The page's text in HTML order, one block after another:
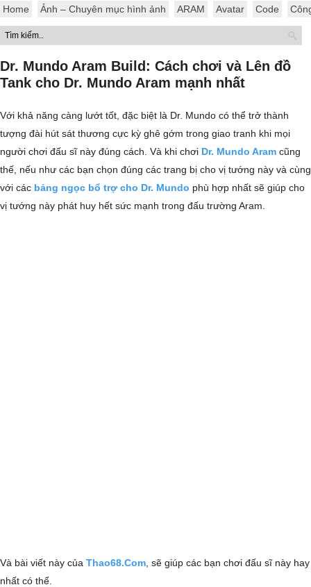
Home Ảnh – Chuyên mục hình ảnh ARAM Avatar Code
Dr. Mundo Aram Build: Cách chơi và Lên đồ
Tank cho Dr. Mundo Aram mạnh nhất
Với khả năng càng lướt tốt, đặc biệt là Dr. Mundo có thể trở thành
tượng đài hút sát thương cực kỳ ghê gớm trong giao tranh khi mọi
người chơi đấu sĩ này đúng cách. Và khi chơi Dr. Mundo Aram cũng
thế, nếu như các bạn chọn đúng các trang bị cho vị tướng này và cùng
với các bảng ngọc bổ trợ cho Dr. Mundo phù hợp nhất sẽ giúp cho
vị tướng này phát huy hết sức mạnh trong đấu trường Aram.
Và bài viết này của Thao68.Com , sẽ giúp các bạn chơi đấu sĩ này hay
nhất có thể.